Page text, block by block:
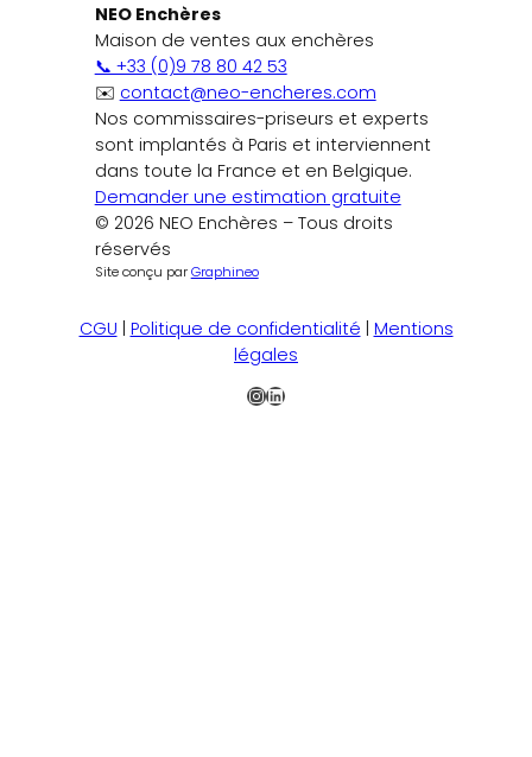
NEO Enchères
Maison de ventes aux enchères
📞 +33 (0)9 78 80 42 53
✉️ contact@neo-encheres.com
Nos commissaires-priseurs et experts
sont implantés à Paris et interviennent
dans toute la France et en Belgique.
Demander une estimation gratuite
© 2026 NEO Enchères – Tous droits
réservés
Site conçu parGraphineo
CGU | Politique de confidentialité | Mentions
légales
Instagram
LinkedIn